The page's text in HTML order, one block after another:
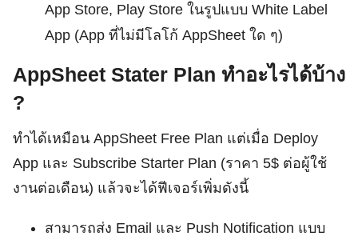
App Store, Play Store ในรูปแบบ White Label
App (App ที่ไม่มีโลโก้ AppSheet ใด ๆ)
AppSheet Stater Plan ทำอะไรได้บ้าง
?
ทำได้เหมือน AppSheet Free Plan แต่เมื่อ Deploy
App และ Subscribe Starter Plan (ราคา 5$ ต่อผู้ใช้
งานต่อเดือน) แล้วจะได้ฟีเจอร์เพิ่มดังนี้
สามารถส่ง Email และ Push Notification แบบ